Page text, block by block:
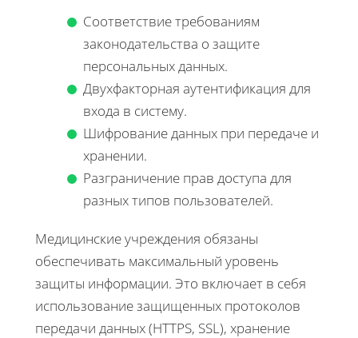
Соответствие требованиям
законодательства о защите
персональных данных.
Двухфакторная аутентификация для
входа в систему.
Шифрование данных при передаче и
хранении.
Разграничение прав доступа для
разных типов пользователей.
Медицинские учреждения обязаны
обеспечивать максимальный уровень
защиты информации. Это включает в себя
использование защищенных протоколов
передачи данных (HTTPS, SSL), хранение